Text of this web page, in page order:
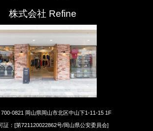
株式会社 Refine
0821 岡山県岡山市北区中山下1-11-15 1F
証：[第721120022862号/岡山県公安委員会]